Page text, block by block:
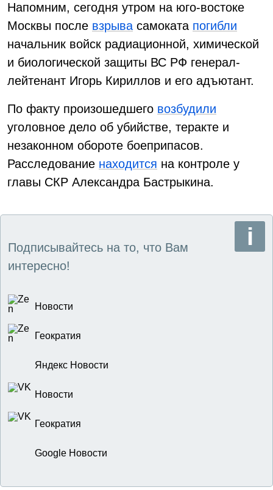
Напомним, сегодня утром на юго-востоке
Москвы после взрыва самоката погибли
начальник войск радиационной, химической
и биологической защиты ВС РФ генерал-
лейтенант Игорь Кириллов и его адъютант.
По факту произошедшего возбудили
уголовное дело об убийстве, теракте и
незаконном обороте боеприпасов.
Расследование находится на контроле у
главы СКР Александра Бастрыкина.
Подписывайтесь на то, что Вам
интересно!
Новости
Геократия
Яндекс Новости
Новости
Геократия
Google Новости